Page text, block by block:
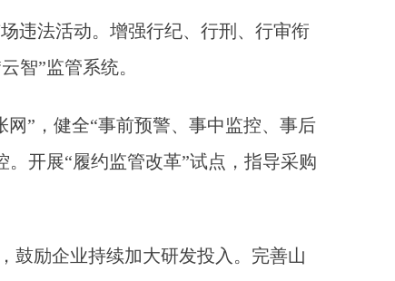
违法活动。增强行纪、行刑、行审衔
智”监管系统。
”，健全“事前预警、事中监控、事后
开展“履约监管改革”试点，指导采购
鼓励企业持续加大研发投入。完善山